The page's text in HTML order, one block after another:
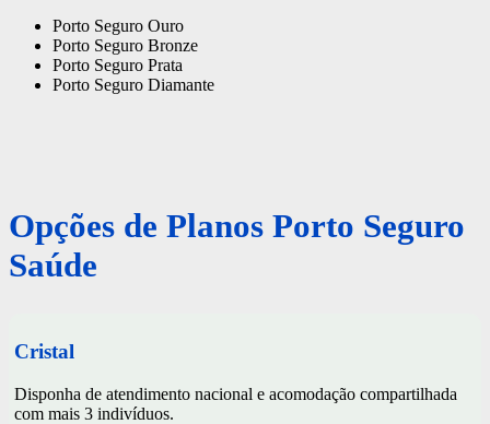
Porto Seguro Ouro
Porto Seguro Bronze
Porto Seguro Prata
Porto Seguro Diamante
Opções de Planos Porto Seguro
Saúde
Cristal
Disponha de atendimento nacional e acomodação compartilhada
com mais 3 indivíduos.